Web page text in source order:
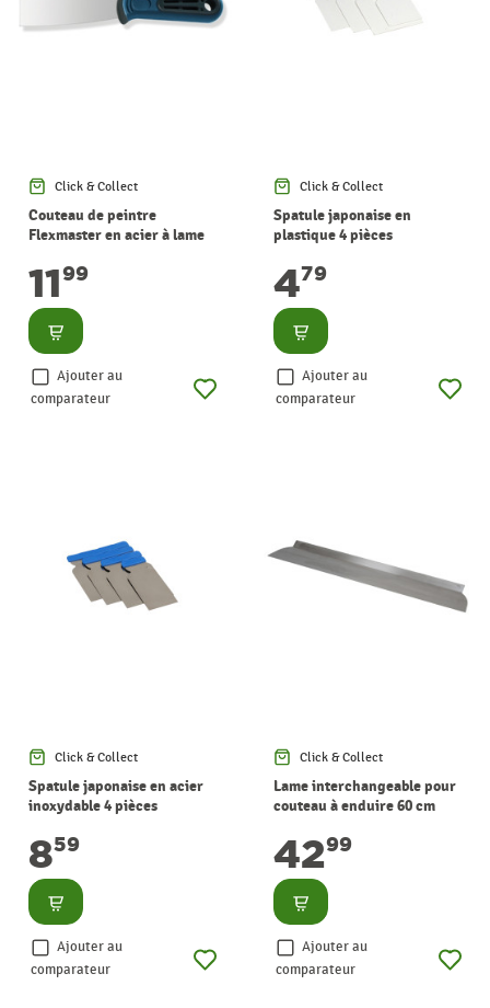
Click & Collect
Couteau de peintre
Flexmaster en acier à lame
1199
Consulter
Ajouter au
comparateur
Click & Collect
Spatule japonaise en
plastique 4 pièces
479
Consulter
Ajouter au
comparateur
Click & Collect
Spatule japonaise en acier
inoxydable 4 pièces
859
Consulter
Ajouter au
comparateur
Click & Collect
Lame interchangeable pour
couteau à enduire 60 cm
4299
Consulter
Ajouter au
comparateur